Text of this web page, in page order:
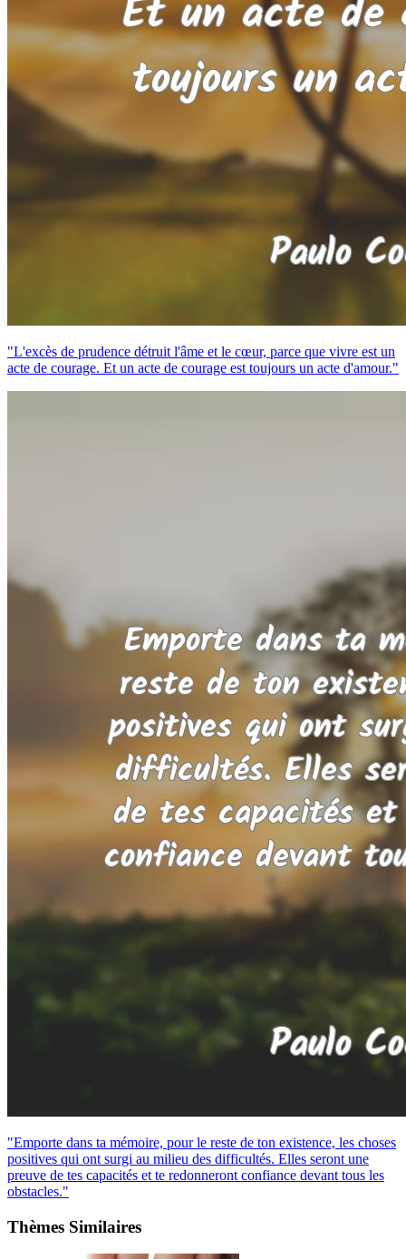
"L'excès de prudence détruit l'âme et le cœur, parce que vivre est un
acte de courage. Et un acte de courage est toujours un acte d'amour."
"Emporte dans ta mémoire, pour le reste de ton existence, les choses
positives qui ont surgi au milieu des difficultés. Elles seront une
preuve de tes capacités et te redonneront confiance devant tous les
obstacles."
Thèmes Similaires